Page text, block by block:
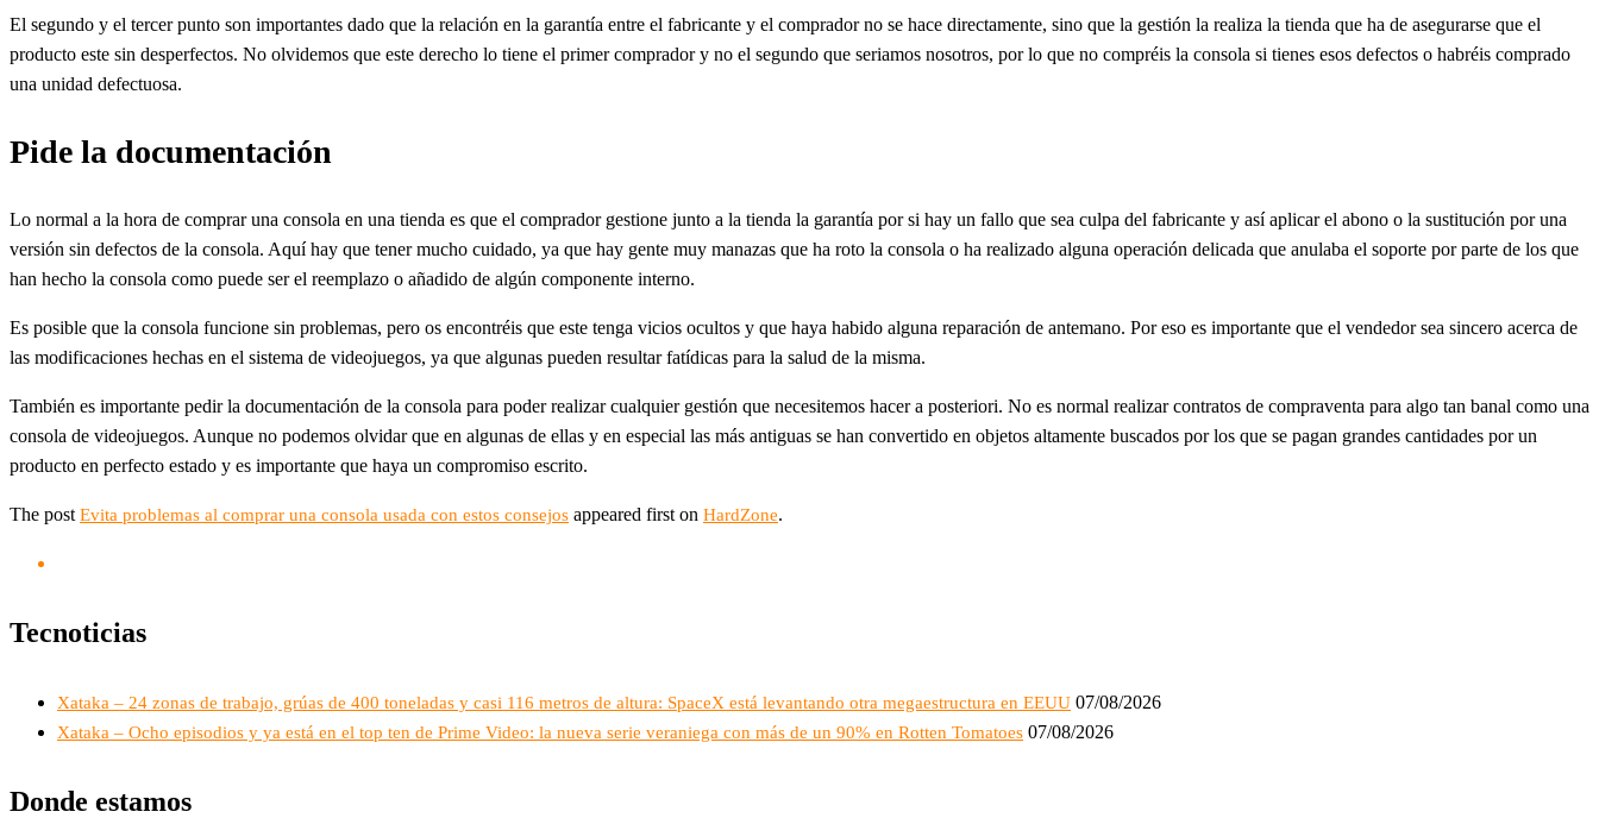
El segundo y el tercer punto son importantes dado que la relación en la garantía entre el fabricante y el comprador no se hace directamente, sino que la gestión la realiza la tienda que ha de asegurarse que el
producto este sin desperfectos. No olvidemos que este derecho lo tiene el primer comprador y no el segundo que seriamos nosotros, por lo que no compréis la consola si tienes esos defectos o habréis comprado
una unidad defectuosa.
Pide la documentación
Lo normal a la hora de comprar una consola en una tienda es que el comprador gestione junto a la tienda la garantía por si hay un fallo que sea culpa del fabricante y así aplicar el abono o la sustitución por una
versión sin defectos de la consola. Aquí hay que tener mucho cuidado, ya que hay gente muy manazas que ha roto la consola o ha realizado alguna operación delicada que anulaba el soporte por parte de los que
han hecho la consola como puede ser el reemplazo o añadido de algún componente interno.
Es posible que la consola funcione sin problemas, pero os encontréis que este tenga vicios ocultos y que haya habido alguna reparación de antemano. Por eso es importante que el vendedor sea sincero acerca de
las modificaciones hechas en el sistema de videojuegos, ya que algunas pueden resultar fatídicas para la salud de la misma.
También es importante pedir la documentación de la consola para poder realizar cualquier gestión que necesitemos hacer a posteriori. No es normal realizar contratos de compraventa para algo tan banal como una
consola de videojuegos. Aunque no podemos olvidar que en algunas de ellas y en especial las más antiguas se han convertido en objetos altamente buscados por los que se pagan grandes cantidades por un
producto en perfecto estado y es importante que haya un compromiso escrito.
The post Evita problemas al comprar una consola usada con estos consejos appeared first on HardZone.
Tecnoticias
Xataka – 24 zonas de trabajo, grúas de 400 toneladas y casi 116 metros de altura: SpaceX está levantando otra megaestructura en EEUU 07/08/2026
Xataka – Ocho episodios y ya está en el top ten de Prime Video: la nueva serie veraniega con más de un 90% en Rotten Tomatoes 07/08/2026
Donde estamos